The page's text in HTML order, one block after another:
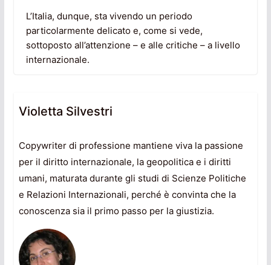
L’Italia, dunque, sta vivendo un periodo
particolarmente delicato e, come si vede,
sottoposto all’attenzione – e alle critiche – a livello
internazionale.
Violetta Silvestri
Copywriter di professione mantiene viva la passione
per il diritto internazionale, la geopolitica e i diritti
umani, maturata durante gli studi di Scienze Politiche
e Relazioni Internazionali, perché è convinta che la
conoscenza sia il primo passo per la giustizia.